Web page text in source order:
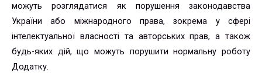
можуть розглядатися як порушення законодавства
України або міжнародного права, зокрема у сфері
інтелектуальної власності та авторських прав, а також
будь-яких дій, що можуть порушити нормальну роботу
Додатку.